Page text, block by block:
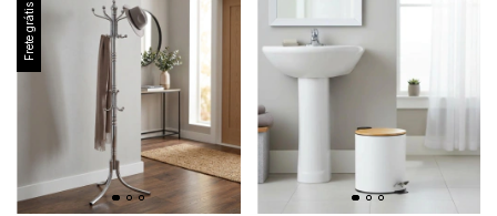
Frete grátis